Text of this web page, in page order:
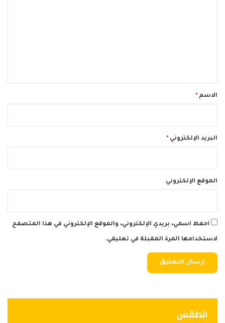
*الاسم *
البريد الإلكتروني *
الموقع الإلكتروني
احفظ اسمي، بريدي الإلكتروني، والموقع الإلكتروني في هذا المتصفح
لاستخدامها المرة المقبلة في تعليقي.
الطقس